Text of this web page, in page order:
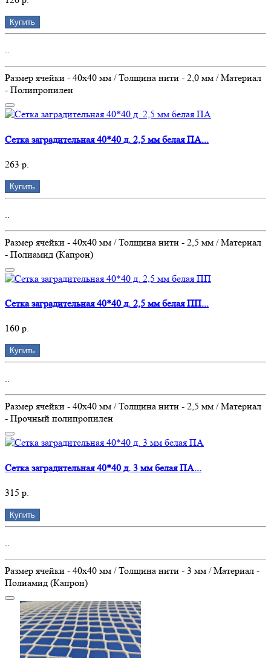
Купить
..
Размер ячейки - 40х40 мм / Толщина нити - 2,0 мм / Материал
- Полипропилен
Сетка заградительная 40*40 д. 2,5 мм белая ПА...
263 р.
Купить
..
Размер ячейки - 40х40 мм / Толщина нити - 2,5 мм / Материал
- Полиамид (Капрон)
Сетка заградительная 40*40 д. 2,5 мм белая ПП...
160 р.
Купить
..
Размер ячейки - 40х40 мм / Толщина нити - 2,5 мм / Материал
- Прочный полипропилен
Сетка заградительная 40*40 д. 3 мм белая ПА...
315 р.
Купить
..
Размер ячейки - 40х40 мм / Толщина нити - 3 мм / Материал -
Полиамид (Капрон)